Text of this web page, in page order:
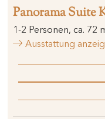
Panorama Suite
1-2 Personen, ca. 72
Ausstattung